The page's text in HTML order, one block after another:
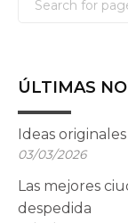
ÚLTIMAS
Ideas
03/03/2026
Las mejores
despedida